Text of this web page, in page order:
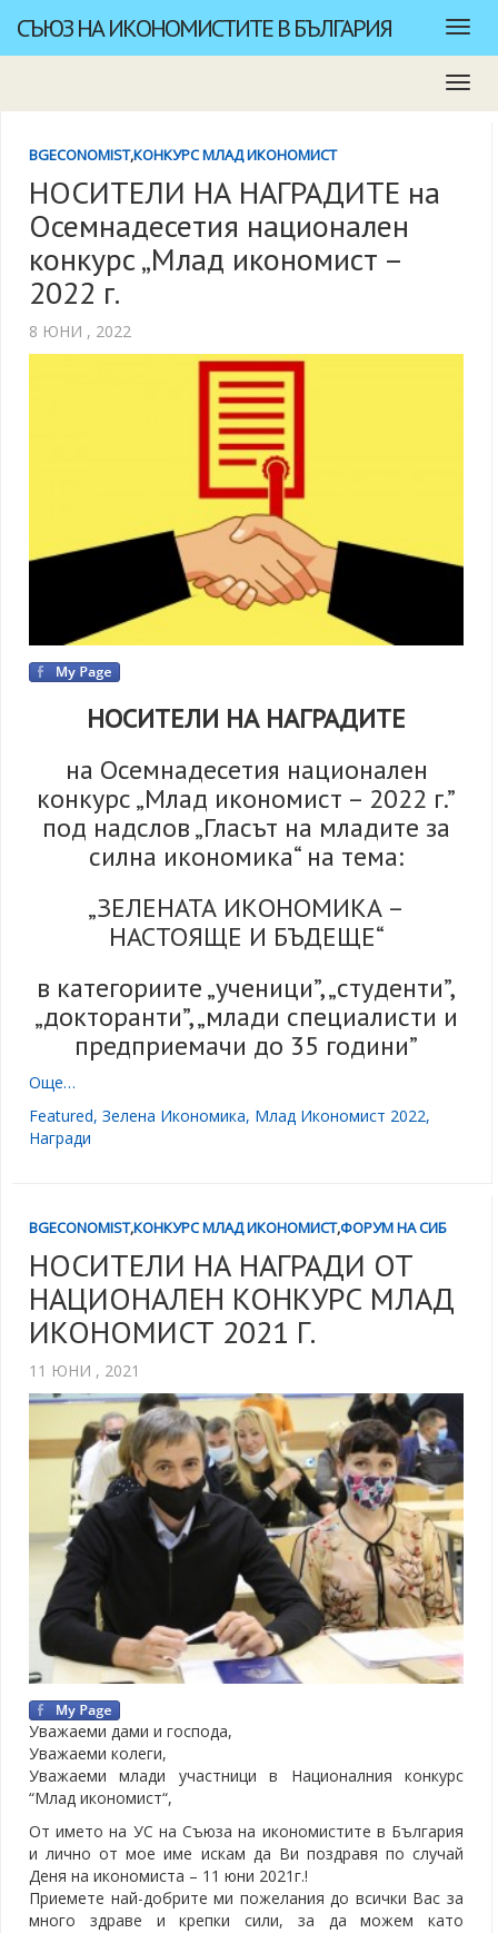
СЪЮЗ НА ИКОНОМИСТИТЕ В БЪЛГАРИЯ
BGECONOMIST,КОНКУРС МЛАД ИКОНОМИСТ
НОСИТЕЛИ НА НАГРАДИТЕ на
Осемнадесетия национален
конкурс „Млад икономист –
2022 г.
8 ЮНИ , 2022
НОСИТЕЛИ НА НАГРАДИТЕ
на Осемнадесетия национален
конкурс „Млад икономист – 2022 г.”
под надслов „Гласът на младите за
силна икономика“ на тема:
„ЗЕЛЕНАТА ИКОНОМИКА –
НАСТОЯЩЕ И БЪДЕЩЕ“
в категориите „ученици”, „студенти”,
„докторанти”, „млади специалисти и
предприемачи до 35 години”
Още…
Featured, Зелена Икономика, Млад Икономист 2022,
Награди
BGECONOMIST,КОНКУРС МЛАД ИКОНОМИСТ,ФОРУМ НА СИБ
НОСИТЕЛИ НА НАГРАДИ ОТ
НАЦИОНАЛЕН КОНКУРС МЛАД
ИКОНОМИСТ 2021 Г.
11 ЮНИ , 2021
Уважаеми дами и господа,
Уважаеми колеги,
Уважаеми млади участници в Националния конкурс
“Млад икономист“,
От името на УС на Съюза на икономистите в България
и лично от мое име искам да Ви поздравя по случай
Деня на икономиста – 11 юни 2021г.!
Приемете най-добрите ми пожелания до всички Вас за
много здраве и крепки сили, за да можем като